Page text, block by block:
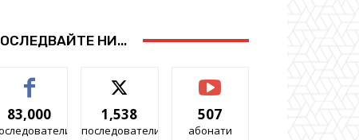
НИ...
83,000 1,538
последователи
507
абонати